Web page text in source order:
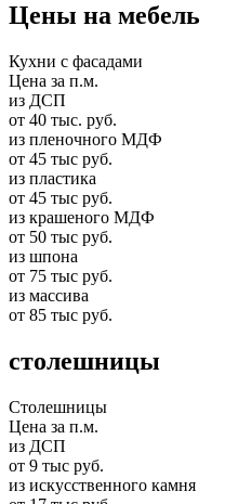
Цены на мебель
Кухни с фасадами
Цена за п.м.
из ДСП
от 40 тыс. руб.
из пленочного МДФ
от 45 тыс руб.
из пластика
от 45 тыс руб.
из крашеного МДФ
от 50 тыс руб.
из шпона
от 75 тыс руб.
из массива
от 85 тыс руб.
столешницы
Столешницы
Цена за п.м.
из ДСП
от 9 тыс руб.
из искусственного камня